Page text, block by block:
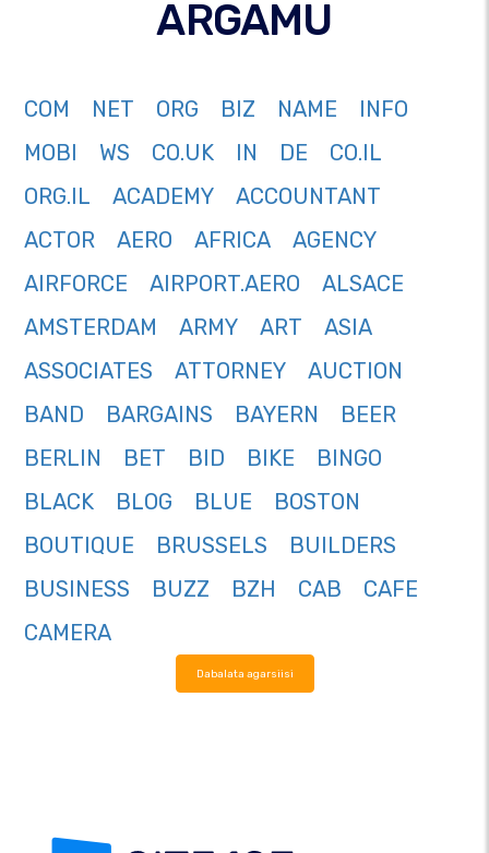
ARGAMU
COM NET ORG BIZ NAME
INFO
MOBI
WS CO.UK IN DE
CO.IL
ORG.IL
ACADEMY
ACCOUNTANT
ACTOR
AERO AFRICA
AGENCY
AIRFORCE
AIRPORT.AERO
ALSACE
AMSTERDAM
ARMY ART
ASIA
ASSOCIATES
ATTORNEY
AUCTION
BAND
BARGAINS BAYERN
BEER
BERLIN
BET BID BIKE
BINGO
BLACK
BLOG BLUE
BOSTON
BOUTIQUE
BRUSSELS
BUILDERS
BUSINESS
BUZZ BZH CAB
CAFE
CAMERA
Dabalata agarsiisi